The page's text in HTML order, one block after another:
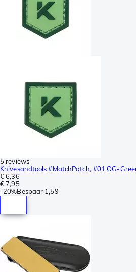
5 reviews
Knivesandtools #MatchPatch, #01 OG-
€ 6,36
€ 7,95
-20%Bespaar 1,59